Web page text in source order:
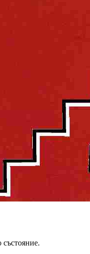
състояние.